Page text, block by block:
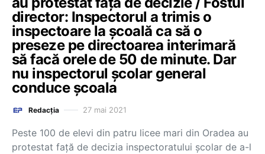
director: Inspectorul a trimis o
inspectoare la școală ca să o
preseze pe directoarea interimară
să facă orele de 50 de minute. Dar
nu inspectorul școlar general
conduce școala
Redacția 27 mai 2021
Peste 100 de elevi din patru licee mari din Oradea au
protestat față de decizia inspectoratului școlar de a-l